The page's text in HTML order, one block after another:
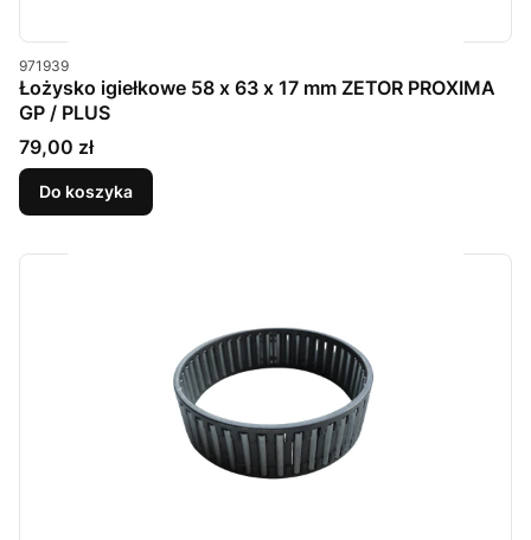
Kod produktu
971939
Łożysko igiełkowe 58 x 63 x 17 mm ZETOR PROXIMA
GP / PLUS
Cena
79,00 zł
Do koszyka